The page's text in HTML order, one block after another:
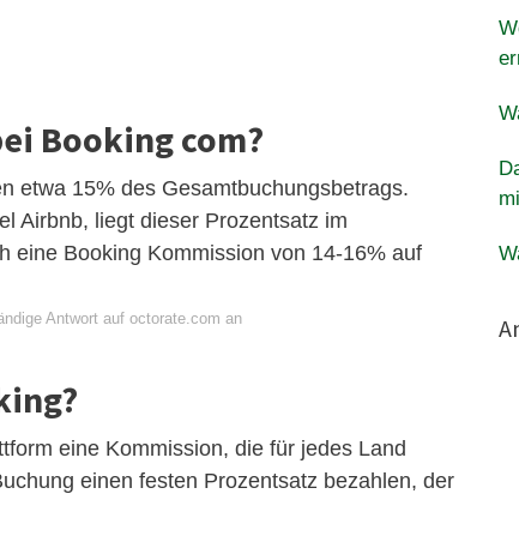
Booking com?
etwa 15% des Gesamtbuchungsbetrags.
Airbnb, liegt dieser Prozentsatz im
eine Booking Kommission von 14-16% auf
Antwort auf octorate.com an
eine Kommission, die für jedes Land
einen festen Prozentsatz bezahlen, der